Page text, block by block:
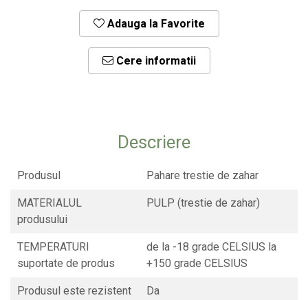
AMBALAJE BIO TRESTIE
AMBALAJE BIO PALMIER
AMBALAJE BIO BAMBUS PLA
DISPENSER SERVETELE
Adauga la Favorite
Cere informatii
Descriere
Produsul Pahare trestie de zahar
MATERIALUL
produsului
PULP (trestie de zahar)
TEMPERATURI
suportate de produs
de la -18 grade CELSIUS la
+150 grade CELSIUS
Produsul este rezistent
Da